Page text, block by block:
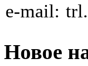
e-mail:
Новое